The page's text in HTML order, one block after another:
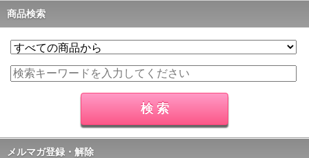
商品検索
メルマガ登録・解除